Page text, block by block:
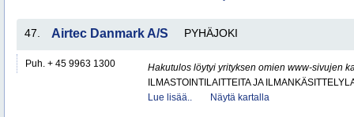
47. Airtec Danmark A/S PYHÄJOKI
Puh. + 45 9963 1300
Hakutulos löytyi yrityksen omien www-sivujen
ILMASTOINTILAITTEITA JA
Lue lisää..
Näytä kartalla